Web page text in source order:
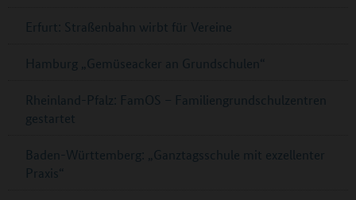
Erfurt: Straßenbahn wirbt für Vereine
Hamburg „Gemüseacker an Grundschulen“
Rheinland-Pfalz: FamOS – Familiengrundschulzentren
gestartet
Baden-Württemberg: „Ganztagsschule mit exzellenter
Praxis“